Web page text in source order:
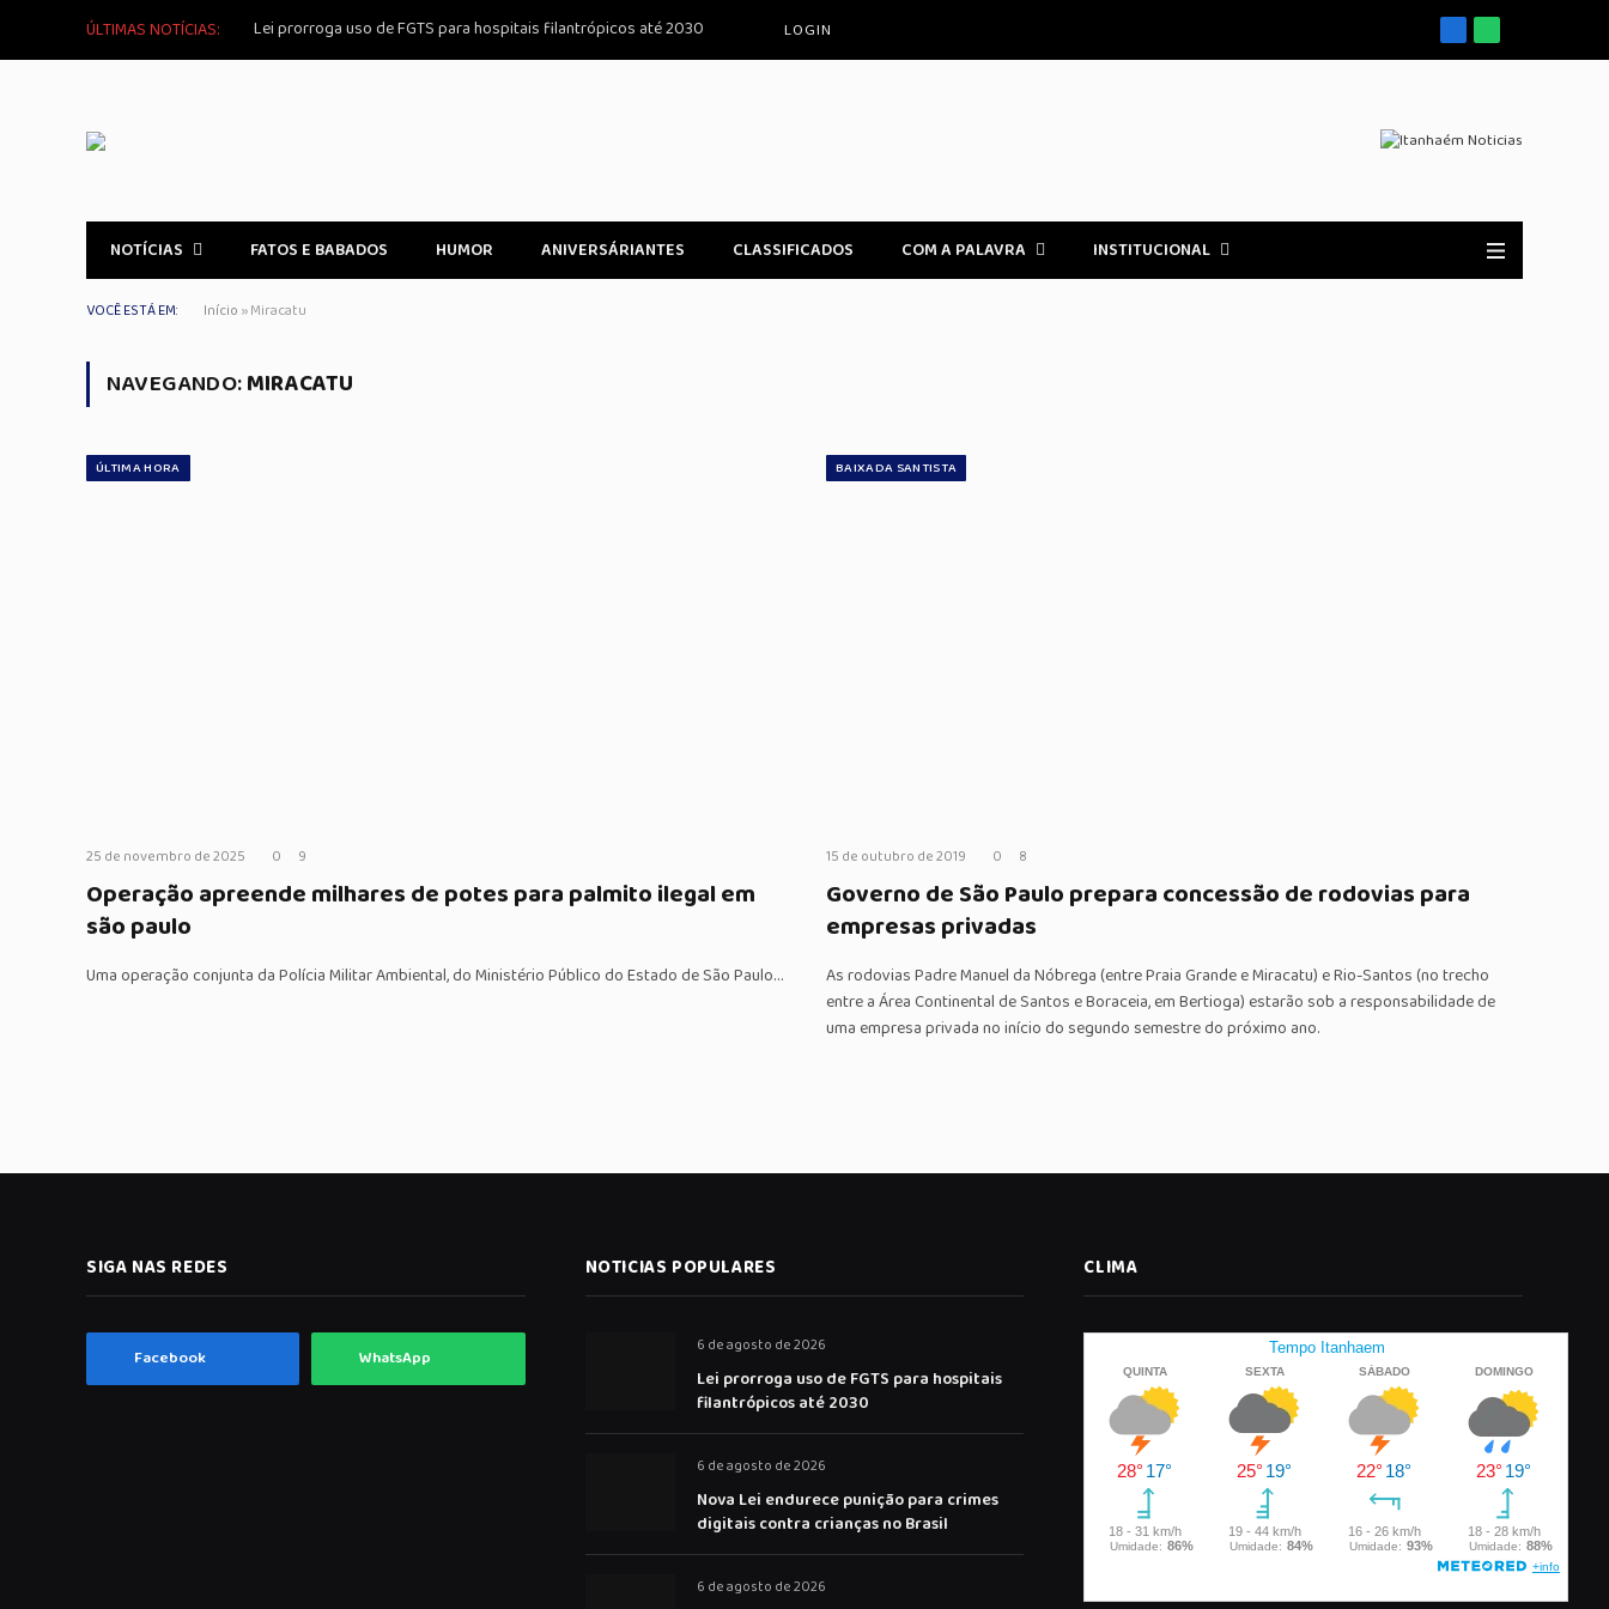
ÚLTIMAS NOTÍCIAS: Lei prorroga uso de FGTS para hospitais filantrópicos até 2030 LOGIN FacebookWhatsApp
NOTÍCIAS FATOS E BABADOS HUMOR ANIVERSÁRIANTES CLASSIFICADOS COM A PALAVRA INSTITUCIONAL
VOCÊ ESTÁ EM: Início »Miracatu
NAVEGANDO:MIRACATU
ÚLTIMA HORA
25 de novembro de 2025 0 9
Operação apreende milhares de potes para palmito ilegal em
são paulo
Uma operação conjunta da Polícia Militar Ambiental, do Ministério Público do Estado de São Paulo…
BAIXADA SANTISTA
15 de outubro de 2019 0 8
Governo de São Paulo prepara concessão de rodovias para
empresas privadas
As rodovias Padre Manuel da Nóbrega (entre Praia Grande e Miracatu) e Rio-Santos (no trecho
entre a Área Continental de Santos e Boraceia, em Bertioga) estarão sob a responsabilidade de
uma empresa privada no início do segundo semestre do próximo ano.
SIGA NAS REDES
Facebook WhatsApp
NOTICIAS POPULARES
6 de agosto de 2026
Lei prorroga uso de FGTS para hospitais
filantrópicos até 2030
6 de agosto de 2026
Nova Lei endurece punição para crimes
digitais contra crianças no Brasil
6 de agosto de 2026
CLIMA